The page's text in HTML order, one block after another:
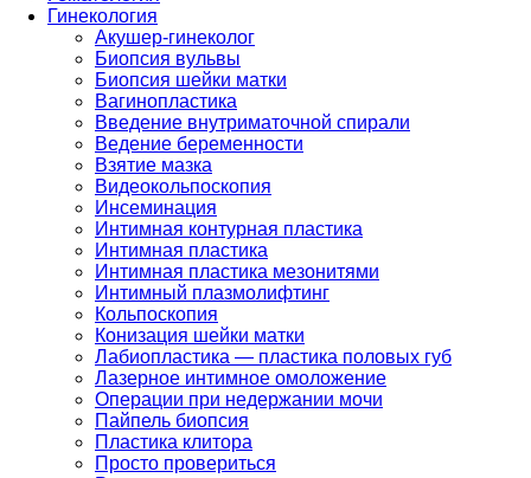
Гинекология
Акушер-гинеколог
Биопсия вульвы
Биопсия шейки матки
Вагинопластика
Введение внутриматочной спирали
Ведение беременности
Взятие мазка
Видеокольпоскопия
Инсеминация
Интимная контурная пластика
Интимная пластика
Интимная пластика мезонитями
Интимный плазмолифтинг
Кольпоскопия
Конизация шейки матки
Лабиопластика — пластика половых губ
Лазерное интимное омоложение
Операции при недержании мочи
Пайпель биопсия
Пластика клитора
Просто провериться